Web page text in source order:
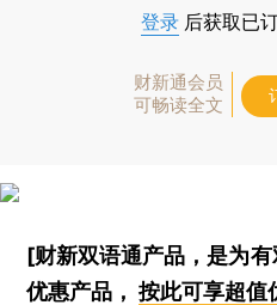
登录 后获取已
财新通会员
可畅读全文
[财新双语通产品，是为
优惠产品，按此可享超值